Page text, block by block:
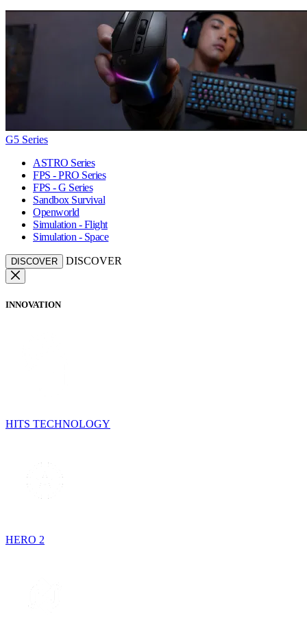
G5 Series
ASTRO Series
FPS - PRO Series
FPS - G Series
Sandbox Survival
Openworld
Simulation - Flight
Simulation - Space
DISCOVER DISCOVER
INNOVATION
HITS TECHNOLOGY
HERO 2